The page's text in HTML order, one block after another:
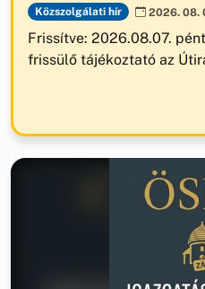
Közszolgálati hír 2026. 08.
Frissítve: 2026.08.07.
frissülő tájékoztató az